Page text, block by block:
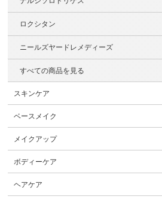
ロクシタン
ニールズヤードレメディーズ
すべての商品を見る
スキンケア
ベースメイク
メイクアップ
ボディーケア
ヘアケア